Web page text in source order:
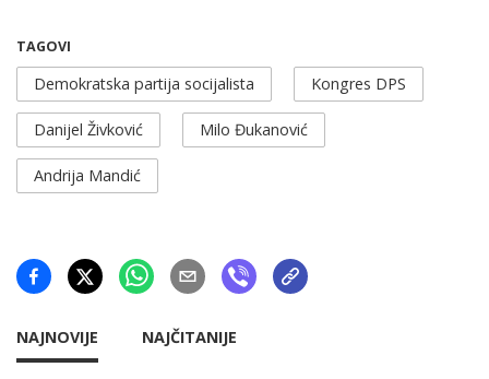
TAGOVI
Demokratska partija socijalista Kongres DPS
Danijel Živković Milo Đukanović
Andrija Mandić
NAJNOVIJE NAJČITANIJE